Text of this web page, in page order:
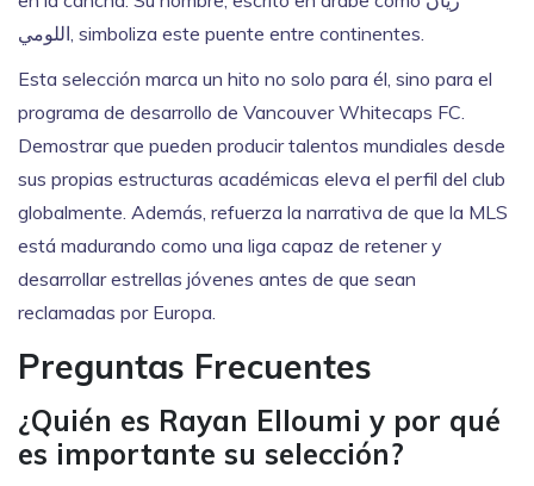
اللومي, simboliza este puente entre continentes.
Esta selección marca un hito no solo para él, sino para el
programa de desarrollo de Vancouver Whitecaps FC.
Demostrar que pueden producir talentos mundiales desde
sus propias estructuras académicas eleva el perfil del club
globalmente. Además, refuerza la narrativa de que la MLS
está madurando como una liga capaz de retener y
desarrollar estrellas jóvenes antes de que sean
reclamadas por Europa.
Preguntas Frecuentes
¿Quién es Rayan Elloumi y por qué
es importante su selección?